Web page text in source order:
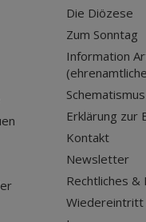
Die Diözese
Zum Sonntag
Information
Schematismus
Erklärung zur
Kontakt
Newsletter
Rechtliches &
Wiedereintritt